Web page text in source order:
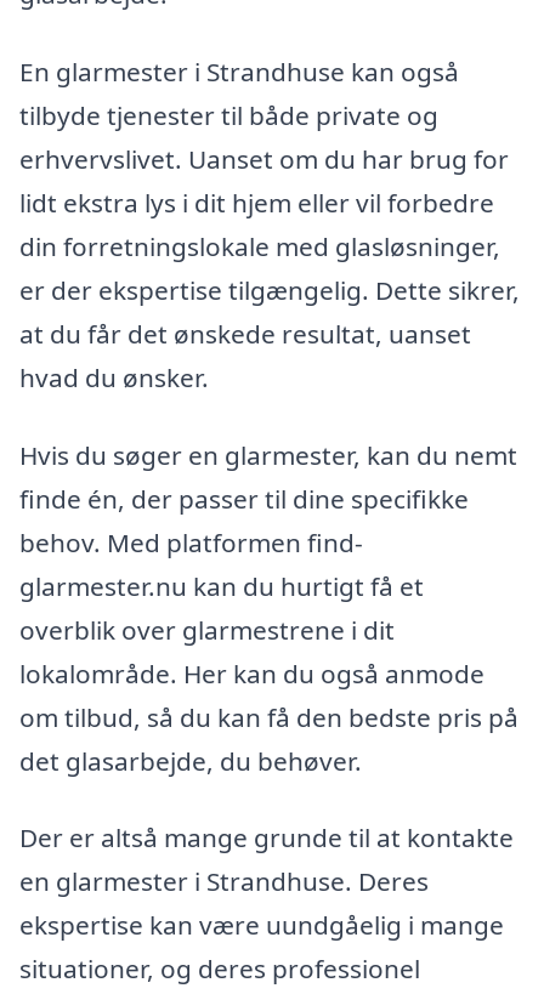
En glarmester i Strandhuse kan også
tilbyde tjenester til både private og
erhvervslivet. Uanset om du har brug for
lidt ekstra lys i dit hjem eller vil forbedre
din forretningslokale med glasløsninger,
er der ekspertise tilgængelig. Dette sikrer,
at du får det ønskede resultat, uanset
hvad du ønsker.
Hvis du søger en glarmester, kan du nemt
finde én, der passer til dine specifikke
behov. Med platformen find-
glarmester.nu kan du hurtigt få et
overblik over glarmestrene i dit
lokalområde. Her kan du også anmode
om tilbud, så du kan få den bedste pris på
det glasarbejde, du behøver.
Der er altså mange grunde til at kontakte
en glarmester i Strandhuse. Deres
ekspertise kan være uundgåelig i mange
situationer, og deres professionel